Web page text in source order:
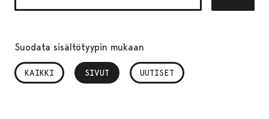
Suodata sisältötyypin mukaan
KAIKKI SIVUT
, VALITTU UUTISET